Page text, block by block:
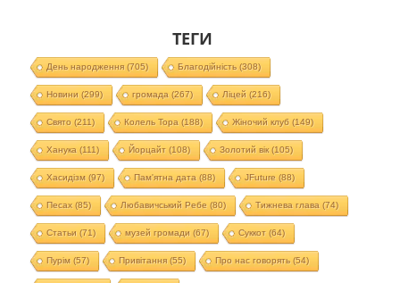
ТЕГИ
День народження(705) Благодійність(308)
Новини (299) громада (267) Ліцей (216)
Свято (211) Колель Тора (188) Жіночий клуб (149)
Ханука (111) Йорцайт (108) Золотий вік(105)
Хасидізм (97) Пам'ятна дата (88) JFuture (88)
Песах(85) Любавичський Ребе (80) Тижнева глава (74)
Статьи (71) музей громади (67) Суккот (64)
Пурім (57) Привітання(55) Про нас говорять(54)